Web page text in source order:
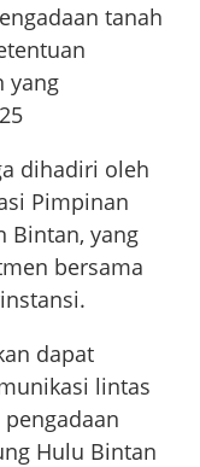
tanah
yang
dihadiri oleh
Pimpinan
Bintan, yang
bersama
dapat
lintas
Hulu Bintan